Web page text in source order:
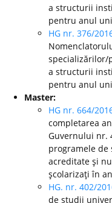
a structurii
pentru anul
HG nr. 376/
specializărilor/
a structurii
pentru anul
Master:
HG nr. 664/
completarea
Guvernului nr.
programele
acreditate şi
şcolarizaţi în
HG. nr. 402/
de studii